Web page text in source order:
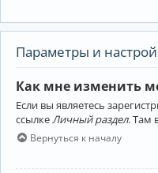
Параметры и
Как мне изменить
Если вы являетесь
ссылкеЛичный раздел. Там
Вернуться к началу